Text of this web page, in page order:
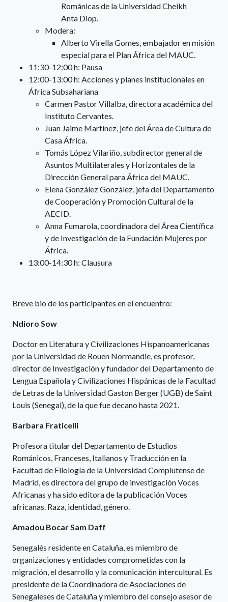
Románicas de la Universidad Cheikh
Anta Diop.
Modera:
Alberto Virella Gomes, embajador en misión
especial para el Plan África del MAUC.
11:30-12:00 h: Pausa
12:00-13:00 h: Acciones y planes institucionales en
África Subsahariana
Carmen Pastor Villalba, directora académica del
Instituto Cervantes.
Juan Jaime Martínez, jefe del Área de Cultura de
Casa África.
Tomás López Vilariño, subdirector general de
Asuntos Multilaterales y Horizontales de la
Dirección General para África del MAUC.
Elena González González, jefa del Departamento
de Cooperación y Promoción Cultural de la
AECID.
Anna Fumarola, coordinadora del Área Científica
y de Investigación de la Fundación Mujeres por
África.
13:00-14:30 h: Clausura
Breve bio de los participantes en el encuentro:
Ndioro Sow
Doctor en Literatura y Civilizaciones Hispanoamericanas
por la Universidad de Rouen Normandie, es profesor,
director de Investigación y fundador del Departamento de
Lengua Española y Civilizaciones Hispánicas de la Facultad
de Letras de la Universidad Gaston Berger (UGB) de Saint
Louis (Senegal), de la que fue decano hasta 2021.
Barbara Fraticelli
Profesora titular del Departamento de Estudios
Románicos, Franceses, Italianos y Traducción en la
Facultad de Filología de la Universidad Complutense de
Madrid, es directora del grupo de investigación Voces
Africanas y ha sido editora de la publicación Voces
africanas. Raza, identidad, género.
Amadou Bocar Sam Daff
Senegalés residente en Cataluña, es miembro de
organizaciones y entidades comprometidas con la
migración, el desarrollo y la comunicación intercultural. Es
presidente de la Coordinadora de Asociaciones de
Senegaleses de Cataluña y miembro del consejo asesor de